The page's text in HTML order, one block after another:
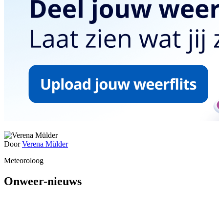
DoorVerena Mülder
Meteoroloog
Onweer-nieuws